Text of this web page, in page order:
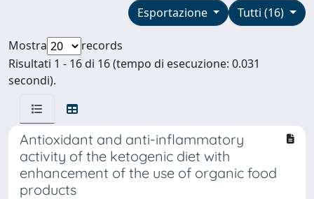
Tutti (16)
Esportazione
Mostra
records
Risultati 1 - 16 di 16 (tempo di esecuzione: 0.031
secondi).
Antioxidant and anti-inflammatory
activity of the ketogenic diet with
enhancement of the use of organic food
products